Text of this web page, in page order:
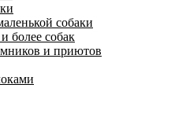
собаки
более собак
и приютов